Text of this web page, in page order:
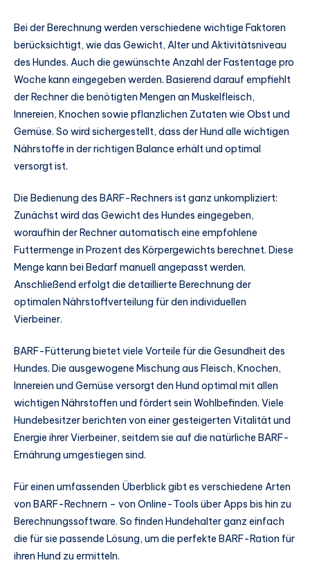
Bei der Berechnung werden verschiedene wichtige Faktoren
berücksichtigt, wie das Gewicht, Alter und Aktivitätsniveau
des Hundes. Auch die gewünschte Anzahl der Fastentage pro
Woche kann eingegeben werden. Basierend darauf empfiehlt
der Rechner die benötigten Mengen an Muskelfleisch,
Innereien, Knochen sowie pflanzlichen Zutaten wie Obst und
Gemüse. So wird sichergestellt, dass der Hund alle wichtigen
Nährstoffe in der richtigen Balance erhält und optimal
versorgt ist.
Die Bedienung des BARF-Rechners ist ganz unkompliziert:
Zunächst wird das Gewicht des Hundes eingegeben,
woraufhin der Rechner automatisch eine empfohlene
Futtermenge in Prozent des Körpergewichts berechnet. Diese
Menge kann bei Bedarf manuell angepasst werden.
Anschließend erfolgt die detaillierte Berechnung der
optimalen Nährstoffverteilung für den individuellen
Vierbeiner.
BARF-Fütterung bietet viele Vorteile für die Gesundheit des
Hundes. Die ausgewogene Mischung aus Fleisch, Knochen,
Innereien und Gemüse versorgt den Hund optimal mit allen
wichtigen Nährstoffen und fördert sein Wohlbefinden. Viele
Hundebesitzer berichten von einer gesteigerten Vitalität und
Energie ihrer Vierbeiner, seitdem sie auf die natürliche BARF-
Ernährung umgestiegen sind.
Für einen umfassenden Überblick gibt es verschiedene Arten
von BARF-Rechnern – von Online-Tools über Apps bis hin zu
Berechnungssoftware. So finden Hundehalter ganz einfach
die für sie passende Lösung, um die perfekte BARF-Ration für
ihren Hund zu ermitteln.